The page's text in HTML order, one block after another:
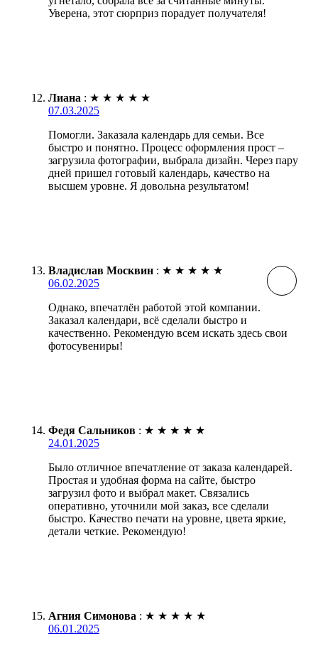
Уверена, этот сюрприз порадует получателя!
Лиана : ★ ★ ★ ★ ★
07.03.2025
Помогли. Заказала календарь для семьи. Все
быстро и понятно. Процесс оформления прост –
загрузила фотографии, выбрала дизайн. Через пару
дней пришел готовый календарь, качество на
высшем уровне. Я довольна результатом!
Владислав Москвин : ★ ★ ★ ★ ★
06.02.2025
Однако, впечатлён работой этой компании.
Заказал календари, всё сделали быстро и
качественно. Рекомендую всем искать здесь свои
фотосувениры!
Федя Сальников : ★ ★ ★ ★ ★
24.01.2025
Было отличное впечатление от заказа календарей.
Простая и удобная форма на сайте, быстро
загрузил фото и выбрал макет. Связались
оперативно, уточнили мой заказ, все сделали
быстро. Качество печати на уровне, цвета яркие,
детали четкие. Рекомендую!
Агния Симонова : ★ ★ ★ ★ ★
06.01.2025